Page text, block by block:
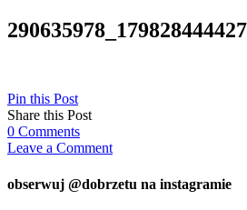
Pin this Post
Share this Post
0 Comments
Leave a Comment
obserwuj @dobrzetu na instagramie